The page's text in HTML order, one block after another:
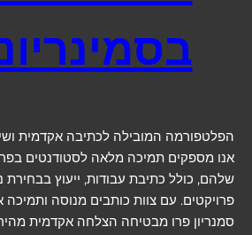
הפלטפורמה המובילה לכתיבה אקדמית
אנו מספקים תמיכה מלאה לסטודנטים
שלהם, כולל כתיבת עבודות, ייעוץ בבחירת
פרויקטים. עם צוות כותבים מנוסה ותמיכה
סמנריון פרו מבטיחה הצלחה אקדמית